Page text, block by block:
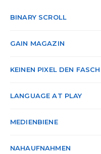
BINARY SCROLL
GAIN MAGAZIN
KEINEN PIXEL DEN
LANGUAGE AT PLAY
MEDIENBIENE
NAHAUFNAHMEN